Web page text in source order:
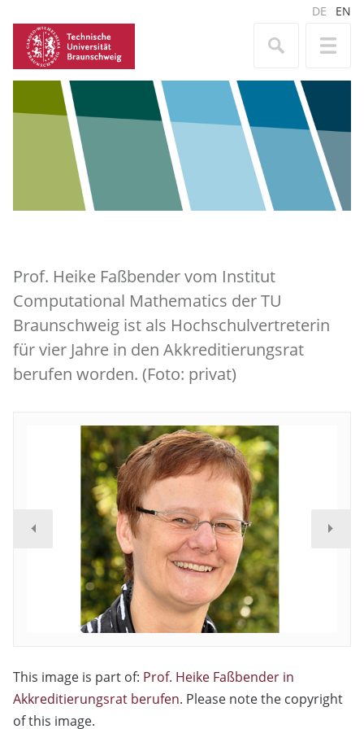
DE EN
Prof. Heike Faßbender vom Institut
Computational Mathematics der TU
Braunschweig ist als Hochschulvertreterin
für vier Jahre in den Akkreditierungsrat
berufen worden. (Foto: privat)
This image is part of: Prof. Heike Faßbender in
Akkreditierungsrat berufen. Please note the copyright
of this image.